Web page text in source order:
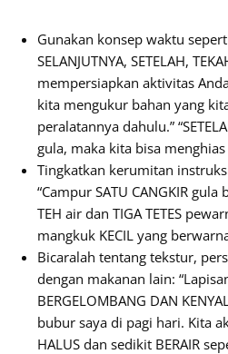
Gunakan konsep waktu seperti
SELANJUTNYA, SETELAH,
mempersiapkan aktivitas
kita mengukur bahan yang
peralatannya dahulu.”
gula, maka kita bisa
Tingkatkan kerumitan
“Campur SATU CANGKIR gula
TEH air dan TIGA TETES
mangkuk KECIL yang
Bicaralah tentang tekstur,
dengan makanan lain:
BERGELOMBANG DAN
bubur saya di pagi hari. Kita
HALUS dan sedikit BERAIR